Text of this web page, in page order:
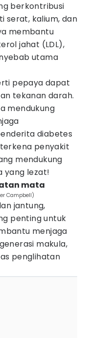
berkontribusi
serat, kalium, dan
membantu
jahat (LDL),
utama
pepaya dapat
tekanan darah.
mendukung
diabetes
penyakit
mendukung
yang lezat!
mata
Campbell)
jantung,
penting untuk
menjaga
makula,
penglihatan